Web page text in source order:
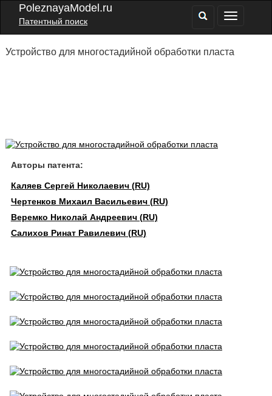
PoleznayaModel.ru
Патентный поиск
Устройство для многостадийной обработки пласта
Авторы патента:
Каляев Сергей Николаевич (RU)
Чертенков Михаил Васильевич (RU)
Веремко Николай Андреевич (RU)
Салихов Ринат Равилевич (RU)